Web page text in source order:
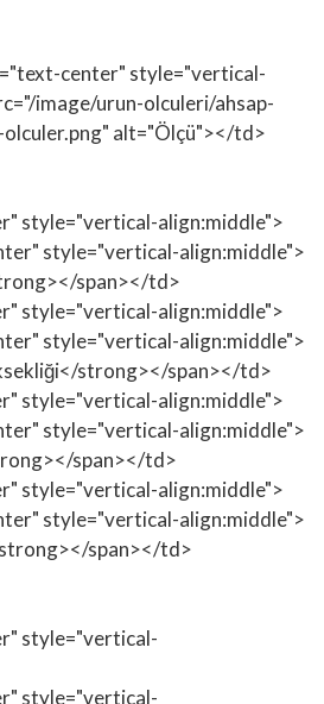
center" style="vertical-
image/urun-olculeri/ahsap-
alt="Ölçü"></td>
style="vertical-align:middle">
style="vertical-align:middle">
span></td>
style="vertical-align:middle">
style="vertical-align:middle">
strong></span></td>
style="vertical-align:middle">
style="vertical-align:middle">
span></td>
style="vertical-align:middle">
style="vertical-align:middle">
span></td>
style="vertical-
style="vertical-